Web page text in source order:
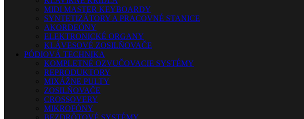
MIDI MASTER KEYBOARDY
SYNTETIZÁTORY A PRACOVNÉ STANICE
AKORDEÓNY
ELEKTRONICKÉ ORGANY
KLÁVESOVÉ ZOSILŇOVAČE
PÓDIOVÁ TECHNIKA
KOMPLETNÉ OZVUČOVACIE SYSTÉMY
REPRODUKTORY
MIXÁŽNE PULTY
ZOSILŇOVAČE
CROSSOVERY
MIKROFÓNY
BEZDRÔTOVÉ SYSTÉMY